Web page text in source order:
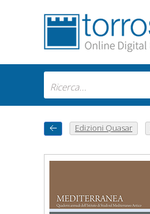
Edizioni Quasar